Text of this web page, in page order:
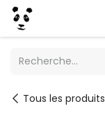
Se rendre au contenu
Tous les produits